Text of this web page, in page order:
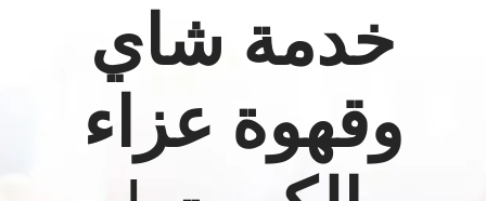
خدمة شاي
وقهوة عزاء